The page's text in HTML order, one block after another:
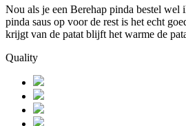
Nou als je een Berehap pinda bestel wel
pinda saus op voor de rest is het echt
krijgt van de patat blijft het warme de
Quality